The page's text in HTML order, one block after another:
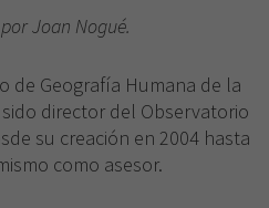
Joan Nogué.
de Geografía Humana de la
director del Observatorio
su creación en 2004 hasta
como asesor.